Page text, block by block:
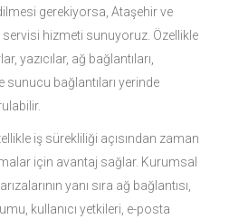
gerekiyorsa, Ataşehir ve
hizmeti sunuyoruz. Özellikle
yazıcılar, ağ bağlantıları,
bağlantıları yerinde
iş sürekliliği açısından zaman
için avantaj sağlar. Kurumsal
yanı sıra ağ bağlantısı,
kullanıcı yetkileri, e-posta